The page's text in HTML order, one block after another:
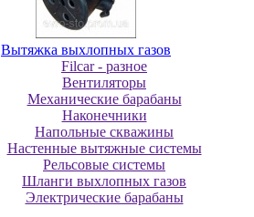
Вытяжка выхлопных газов
Filcar - разное
Вентиляторы
Механические барабаны
Наконечники
Напольные скважины
Настенные вытяжные системы
Рельсовые системы
Шланги выхлопных газов
Электрические барабаны